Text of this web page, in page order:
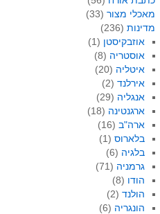
מאכלי מצור(33)
מדינות(236)
אוזבקיסטן (1)
אוסטריה (8)
איטליה (20)
אירלנד (2)
אנגליה (29)
ארגנטינה (18)
ארה"ב (16)
בלארוס (1)
בלגיה (6)
גרמניה (71)
הודו (8)
הולנד (2)
הונגריה (6)